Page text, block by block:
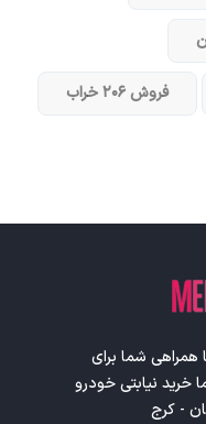
فروش ۲۰۶ خراب
شما برای
خرید نیابتی خودرو
- کرج